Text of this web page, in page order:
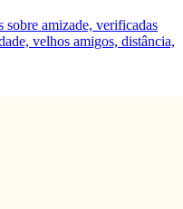
sobre amizade, verificadas
velhos amigos, distância,